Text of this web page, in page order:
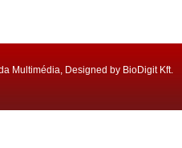
Multimédia, Designed by BioDigit Kft.